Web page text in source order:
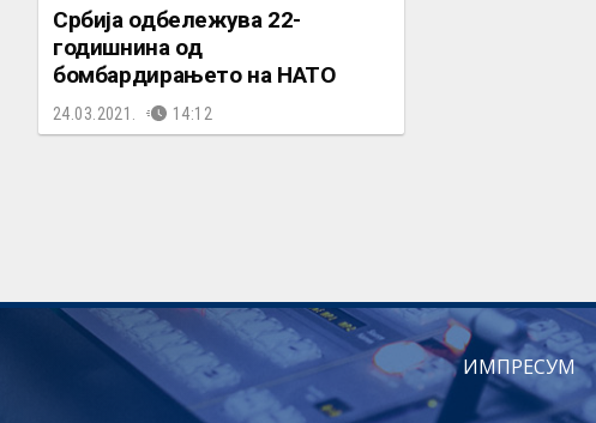
Србија одбележува 22-
годишнина од
бомбардирањето на НАТО
24.03.2021. 14:12
ИМПРЕСУМ